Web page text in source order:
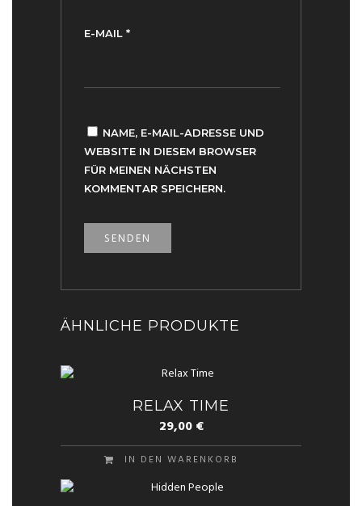
E-MAIL *
NAME, E-MAIL-ADRESSE UND
WEBSITE IN DIESEM BROWSER
FÜR MEINEN NÄCHSTEN
KOMMENTAR SPEICHERN.
ÄHNLICHE PRODUKTE
RELAX TIME
29,00€
IN DEN WARENKORB